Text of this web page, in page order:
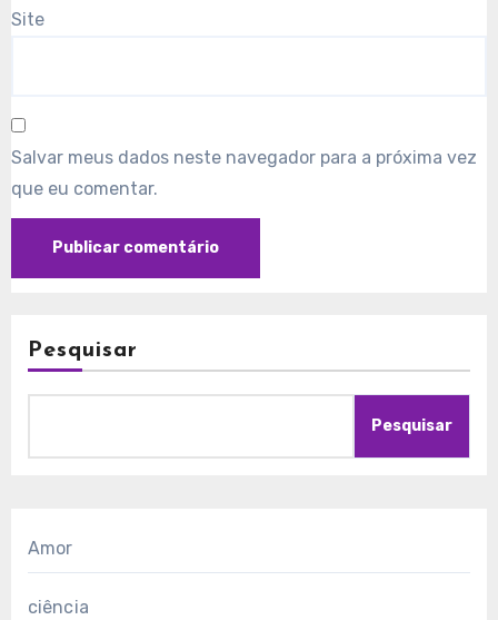
Site
Salvar meus dados neste navegador para a próxima vez
que eu comentar.
Pesquisar
Pesquisar
Amor
ciência